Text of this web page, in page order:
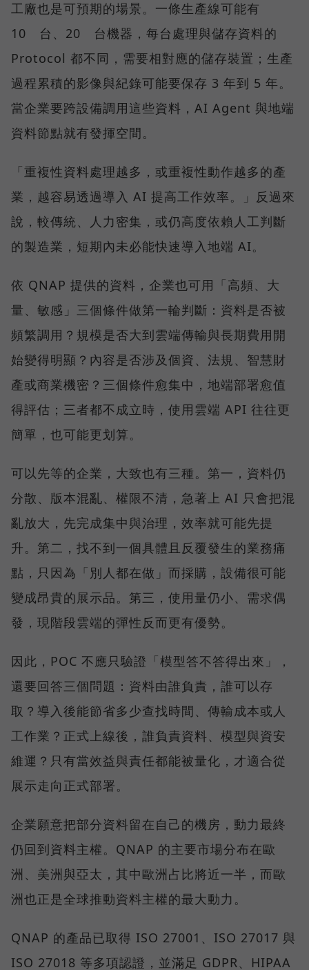
工廠也是可預期的場景。一條生產線可能有
10 台、20 台機器，每台處理與儲存資料的
Protocol 都不同，需要相對應的儲存裝置；生產
過程累積的影像與紀錄可能要保存 3 年到 5 年。
當企業要跨設備調用這些資料，AI Agent 與地端
資料節點就有發揮空間。
「重複性資料處理越多，或重複性動作越多的產
業，越容易透過導入 AI 提高工作效率。」反過來
說，較傳統、人力密集，或仍高度依賴人工判斷
的製造業，短期內未必能快速導入地端 AI。
依 QNAP 提供的資料，企業也可用「高頻、大
量、敏感」三個條件做第一輪判斷：資料是否被
頻繁調用？規模是否大到雲端傳輸與長期費用開
始變得明顯？內容是否涉及個資、法規、智慧財
產或商業機密？三個條件愈集中，地端部署愈值
得評估；三者都不成立時，使用雲端 API 往往更
簡單，也可能更划算。
可以先等的企業，大致也有三種。第一，資料仍
分散、版本混亂、權限不清，急著上 AI 只會把混
亂放大，先完成集中與治理，效率就可能先提
升。第二，找不到一個具體且反覆發生的業務痛
點，只因為「別人都在做」而採購，設備很可能
變成昂貴的展示品。第三，使用量仍小、需求偶
發，現階段雲端的彈性反而更有優勢。
因此，POC 不應只驗證「模型答不答得出來」，
還要回答三個問題：資料由誰負責，誰可以存
取？導入後能節省多少查找時間、傳輸成本或人
工作業？正式上線後，誰負責資料、模型與資安
維運？只有當效益與責任都能被量化，才適合從
展示走向正式部署。
企業願意把部分資料留在自己的機房，動力最終
仍回到資料主權。QNAP 的主要市場分布在歐
洲、美洲與亞太，其中歐洲占比將近一半，而歐
洲也正是全球推動資料主權的最大動力。
QNAP 的產品已取得 ISO 27001、ISO 27017 與
ISO 27018 等多項認證，並滿足 GDPR、HIPAA